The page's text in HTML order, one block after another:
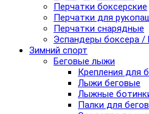
Перчатки боксерские
Перчатки для
Перчатки снарядные
Эспандеры боксера /
Зимний спорт
Беговые лыжи
Крепления для
Лыжи беговые
Лыжные
Палки для